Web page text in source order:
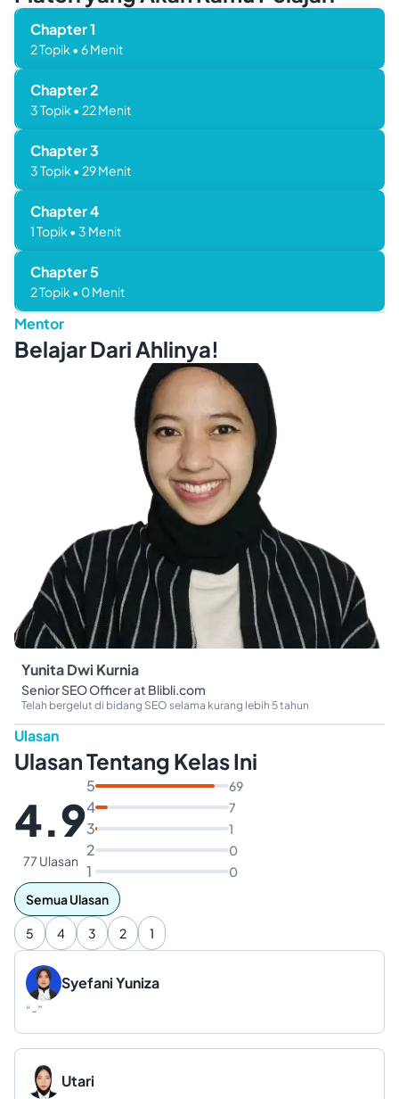
Chapter1
2Topik • 6Menit
Chapter2
3Topik • 22Menit
Chapter3
3Topik • 29Menit
Chapter4
1Topik • 3 Menit
Chapter5
2Topik • 0Menit
Mentor
Belajar Dari Ahlinya!
Yunita Dwi Kurnia
Senior SEO Officer at Blibli.com
Telah bergelut di bidang SEO selama kurang lebih 5 tahun
Ulasan
Ulasan Tentang Kelas Ini
4.9
77 Ulasan
5 69
4 7
3 1
2 0
1
0
Semua Ulasan
5 4 3 2 1
Syefani Yuniza
“-”
Utari